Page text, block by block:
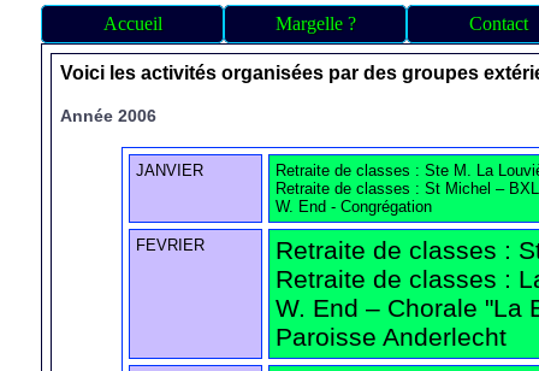
Accueil Margelle ? Contact
Voici les activités organisées par des groupes
Année 2006
JANVIER
Retraite de classes : Ste M. La
Retraite de classes : St Michel – BXL
W. End - Congrégation
FEVRIER
Retraite de classes :
Retraite de classes :
W. End – Chorale "La
Paroisse Anderlecht